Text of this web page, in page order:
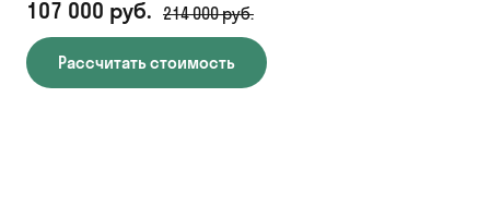
107 000 руб. 214 000 руб.
Рассчитать стоимость